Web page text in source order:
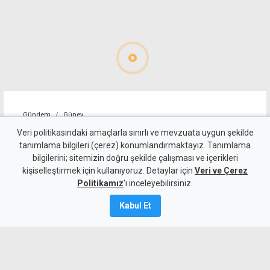
Gündem Güney
Baf'ta başrahibe saldırı
girişimi: Araya giren iki kişi
yaralandı
Veri politikasındaki amaçlarla sınırlı ve mevzuata uygun şekilde
tanımlama bilgileri (çerez) konumlandırmaktayız. Tanımlama
bilgilerini; sitemizin doğru şekilde çalışması ve içerikleri
kişiselleştirmek için kullanıyoruz. Detaylar için Veri ve Çerez
Politikamız'ı inceleyebilirsiniz.
Kabul Et